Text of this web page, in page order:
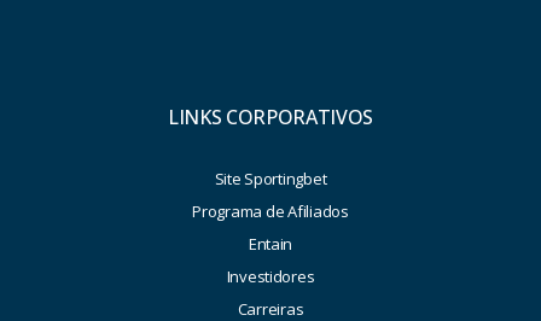
LINKS CORPORATIVOS
Site Sportingbet
Programa de Afiliados
Entain
Investidores
Carreiras